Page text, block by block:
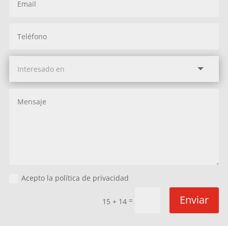
Acepto la política de privacidad
15 + 14 = Enviar